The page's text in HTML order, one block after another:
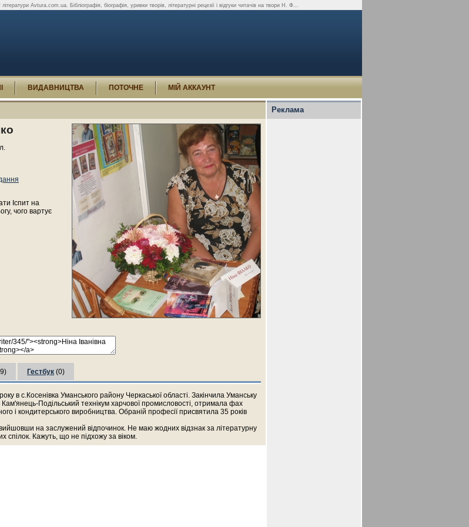
Avtura.com.ua. Бібліографія, біографія, уривки творів, літературні рецезії і відгуки читачів на твори Н. Ф...
ВИДАВНИЦТВА ПОТОЧНЕ МІЙ АККАУНТ
Іспит на
чого вартує
Гестбук (0)
в с.Косенівка Уманського району Черкаської області. Закінчила Уманську
Подільський технікум харчової промисловості, отримала фах
і кондитерського виробництва. Обраній професії присвятила 35 років
вийшовши на заслужений відпочинок. Не маю жодних відзнак за літературну
спілок. Кажуть, що не підхожу за віком.
Реклама